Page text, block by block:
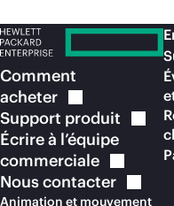
Comment
acheter
Support produit
Écrire à l’équipe
commerciale
Nouscontacter
Animation et mouvement